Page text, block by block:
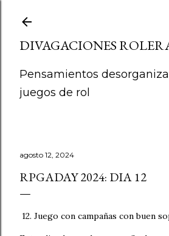
DIVAGACIONES
Pensamientos
juegos de rol
agosto 12, 2024
RPGADAY 2024: DIA 12
12. Juego con campañas con buen